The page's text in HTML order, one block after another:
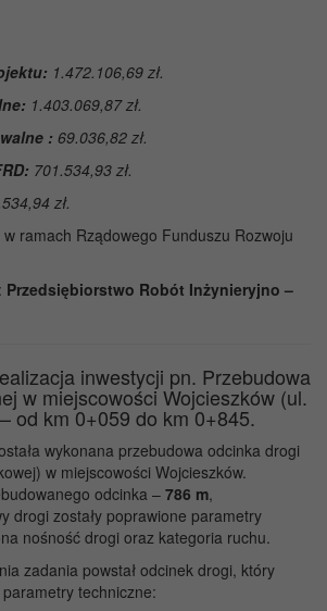
1.472.106,69 zł.
1.403.069,87 zł.
: 69.036,82 zł.
701.534,93 zł.
zł.
ramach Rządowego Funduszu Rozwoju
Przedsiębiorstwo Robót Inżynieryjno –
inwestycji pn. Przebudowa
w miejscowości Wojcieszków (ul.
od km 0+059 do km 0+845.
wykonana przebudowa odcinka drogi
w miejscowości Wojcieszków.
odcinka – 786 m,
drogi zostały poprawione parametry
nośność drogi oraz kategoria ruchu.
zadania powstał odcinek drogi, który
techniczne: